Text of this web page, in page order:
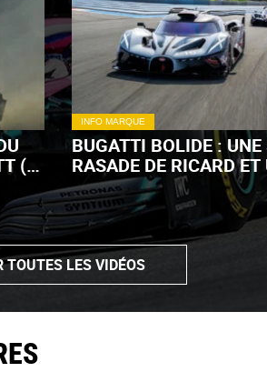
(+
INFO MARQUE
BUGATTI BOLIDE : UNE
RASADE DE RICARD
LIVRÉE ! (+ VIDÉO)
TOUTES LES VIDÉOS